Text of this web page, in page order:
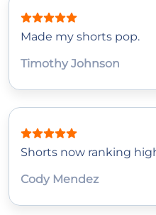
Made my shorts pop.
Timothy Johnson
Shorts now ranking
Cody Mendez